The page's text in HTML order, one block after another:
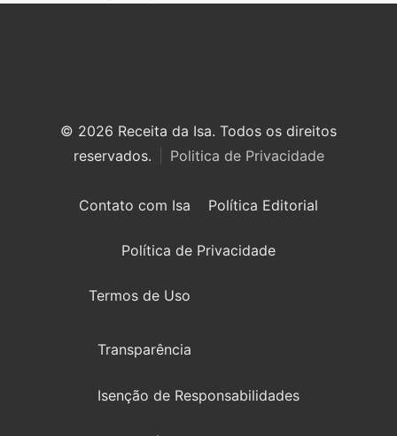
© 2026 Receita da Isa. Todos os direitos
reservados.
Politica de Privacidade
Contato com Isa Política Editorial
Política de Privacidade
Termos de Uso
Transparência
Isenção de Responsabilidades